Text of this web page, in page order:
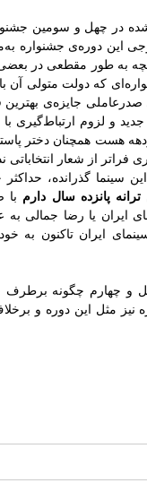
شده در چهل و سومین
این دوره‌ی جشنواره
به طور مقطعی در
که دولت متولی
جایزه‌ی بهترین
و لزوم ارتباط‌گیری
هست همچنان دختر
فراتر از شعار
گذرانده، حداکثر
ترانه پانزده سال دارم با
ایران یا رضا جمالی به
ایران تاکنون به
و چهارم چگونه برطرف
مثل این دوره و